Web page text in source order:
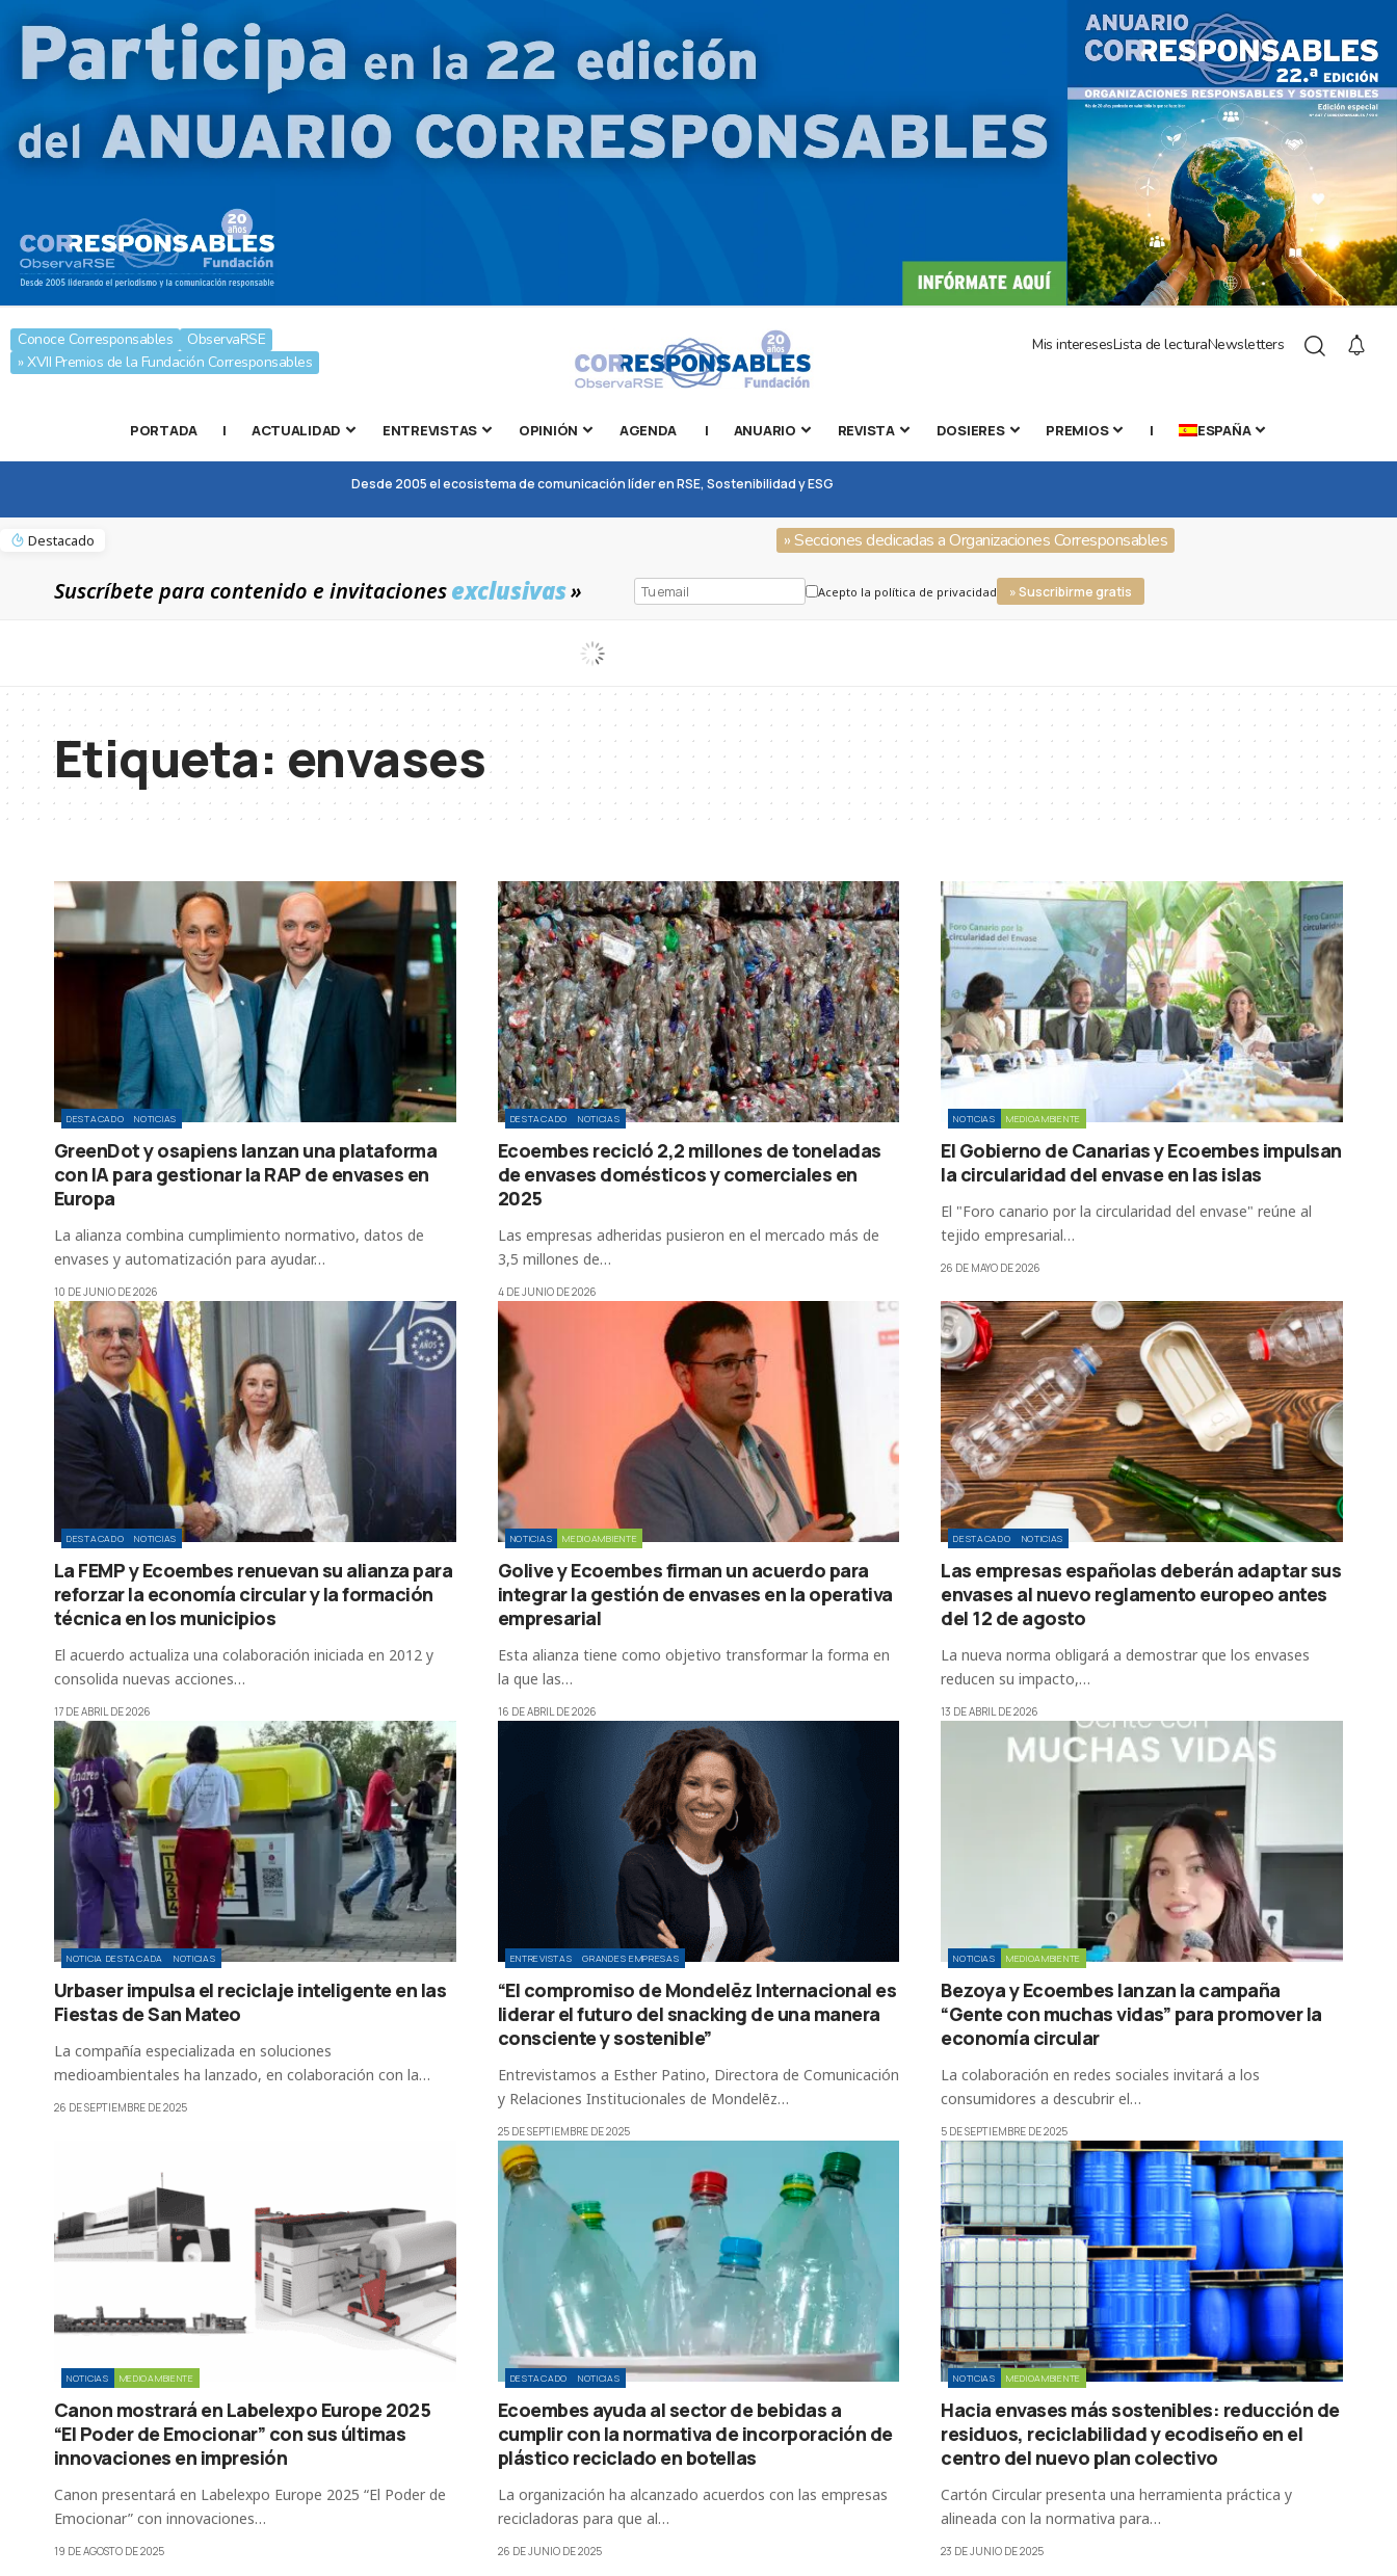
Conoce Corresponsables
ObservaRSE
» XVII Premios de la Fundación Corresponsables
Mis interesesLista de lecturaNewsletters
PORTADA | ACTUALIDAD ENTREVISTAS OPINIÓN AGENDA | ANUARIO REVISTA DOSIERES PREMIOS | ESPAÑA
Desde 2005 el ecosistema de comunicación líder en RSE, Sostenibilidad y ESG
Destacado » Secciones dedicadas a Organizaciones Corresponsables
Suscríbete para contenido e invitacionesexclusivas» Acepto la política de privacidad » Suscribirme gratis
Etiqueta: envases
DESTACADO NOTICIAS
GreenDot y osapiens lanzan una plataforma
con IA para gestionar la RAP de envases en
Europa
La alianza combina cumplimiento normativo, datos de
envases y automatización para ayudar…
10 DE JUNIO DE 2026
DESTACADO NOTICIAS
Ecoembes recicló 2,2 millones de toneladas
de envases domésticos y comerciales en
2025
Las empresas adheridas pusieron en el mercado más de
3,5 millones de…
4 DE JUNIO DE 2026
NOTICIAS MEDIOAMBIENTE
El Gobierno de Canarias y Ecoembes impulsan
la circularidad del envase en las islas
El "Foro canario por la circularidad del envase" reúne al
tejido empresarial…
26 DE MAYO DE 2026
DESTACADO NOTICIAS
La FEMP y Ecoembes renuevan su alianza para
reforzar la economía circular y la formación
técnica en los municipios
El acuerdo actualiza una colaboración iniciada en 2012 y
consolida nuevas acciones…
17 DE ABRIL DE 2026
NOTICIAS MEDIOAMBIENTE
Golive y Ecoembes firman un acuerdo para
integrar la gestión de envases en la operativa
empresarial
Esta alianza tiene como objetivo transformar la forma en
la que las…
16 DE ABRIL DE 2026
DESTACADO NOTICIAS
Las empresas españolas deberán adaptar sus
envases al nuevo reglamento europeo antes
del 12 de agosto
La nueva norma obligará a demostrar que los envases
reducen su impacto,…
13 DE ABRIL DE 2026
NOTICIA DESTACADA NOTICIAS
Urbaser impulsa el reciclaje inteligente en las
Fiestas de San Mateo
La compañía especializada en soluciones
medioambientales ha lanzado, en colaboración con la…
26 DE SEPTIEMBRE DE 2025
ENTREVISTAS GRANDES EMPRESAS
“El compromiso de Mondelēz Internacional es
liderar el futuro del snacking de una manera
consciente y sostenible”
Entrevistamos a Esther Patino, Directora de Comunicación
y Relaciones Institucionales de Mondelēz…
25 DE SEPTIEMBRE DE 2025
NOTICIAS MEDIOAMBIENTE
Bezoya y Ecoembes lanzan la campaña
“Gente con muchas vidas” para promover la
economía circular
La colaboración en redes sociales invitará a los
consumidores a descubrir el…
5 DE SEPTIEMBRE DE 2025
NOTICIAS MEDIOAMBIENTE
Canon mostrará en Labelexpo Europe 2025
“El Poder de Emocionar” con sus últimas
innovaciones en impresión
Canon presentará en Labelexpo Europe 2025 “El Poder de
Emocionar” con innovaciones…
19 DE AGOSTO DE 2025
DESTACADO NOTICIAS
Ecoembes ayuda al sector de bebidas a
cumplir con la normativa de incorporación de
plástico reciclado en botellas
La organización ha alcanzado acuerdos con las empresas
recicladoras para que al…
26 DE JUNIO DE 2025
NOTICIAS MEDIOAMBIENTE
Hacia envases más sostenibles: reducción de
residuos, reciclabilidad y ecodiseño en el
centro del nuevo plan colectivo
Cartón Circular presenta una herramienta práctica y
alineada con la normativa para…
23 DE JUNIO DE 2025